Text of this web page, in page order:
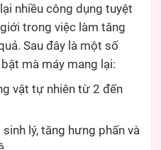
nhiều công dụng tuyệt
trong việc làm tăng
Sau đây là một số
mà máy mang lại:
vật tự nhiên từ 2 đến
lý, tăng hưng phấn và